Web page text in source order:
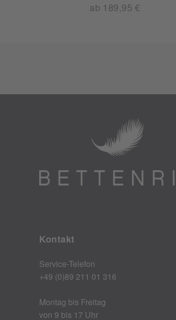
ab 189,95 €
Kontakt
Service-Telefon
+49 (0)89 211 01 316
Montag bis Freitag
von 9 bis 17 Uhr